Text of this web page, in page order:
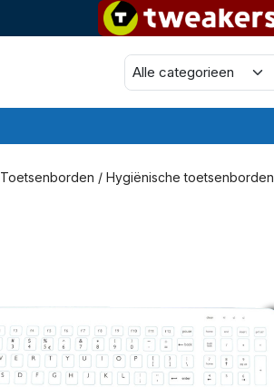
Toetsenborden / Hygiënische toetsenborden